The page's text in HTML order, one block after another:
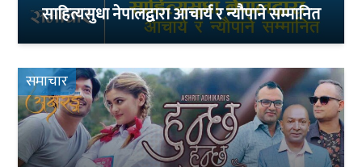
साहित्यसुधा नेपालद्वारा आचार्य र न्यौपाने सम्मानित
समाचार